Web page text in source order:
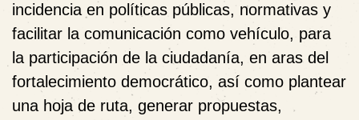
incidencia en políticas públicas, normativas y
facilitar la comunicación como vehículo, para
la participación de la ciudadanía, en aras del
fortalecimiento democrático, así como plantear
una hoja de ruta, generar propuestas,